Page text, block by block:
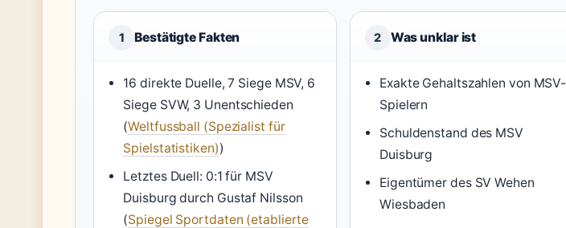
1 Bestätigte Fakten
16 direkte Duelle, 7 Siege MSV, 6
Siege SVW, 3 Unentschieden
(Weltfussball (Spezialist für
Spielstatistiken))
Letztes Duell: 0:1 für MSV
Duisburg durch Gustaf Nilsson
(Spiegel Sportdaten (etablierte
2 Was unklar ist
Exakte Gehaltszahlen von MSV-
Spielern
Schuldenstand des MSV
Duisburg
Eigentümer des SV Wehen
Wiesbaden